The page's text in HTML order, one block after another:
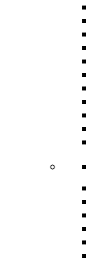
Software Gestión